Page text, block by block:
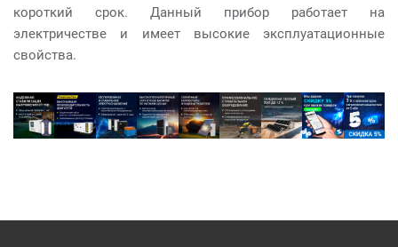
короткий срок. Данный прибор работает на
электричестве и имеет высокие эксплуатационные
свойства.